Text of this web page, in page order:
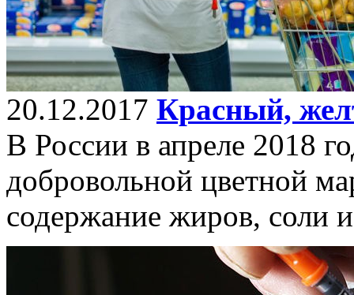
20.12.2017 Красный,
В России в апреле 2018
добровольной цветной
содержание жиров, соли